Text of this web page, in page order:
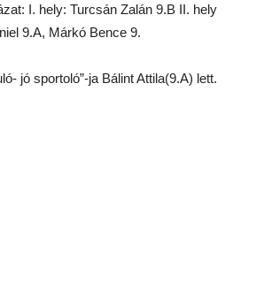
I. hely: Turcsán Zalán 9.B II. hely
9.A, Márkó Bence 9.
jó sportoló”-ja Bálint Attila(9.A) lett.